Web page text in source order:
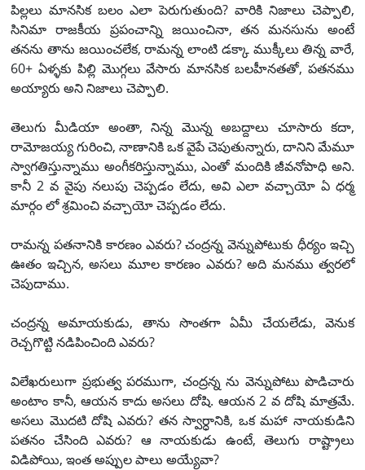
పిల్లలు మానసిక బలం ఎలా పెరుగుతుంది? వారికి నిజాలు చెప్పాలి,
సినిమా రాజకీయ ప్రపంచాన్ని జయించినా, తన మనసును అంటే
తనను తాను జయించలేక, రామన్న లాంటి డక్కా ముక్కీలు తిన్న వారే,
60+ ఏళ్ళకు పిల్లి మొగ్గలు వేసారు మానసిక బలహీనతతో, పతనము
అయ్యారు అని నిజాలు చెప్పాలి.
తెలుగు మీడియా అంతా, నిన్న మొన్న అబద్దాలు చూసారు కదా,
రామోజయ్య గురించి, నాణానికి ఒక వైపే చెపుతున్నారు, దానిని మేమూ
స్వాగతిస్తున్నాము అంగీకరిస్తున్నాము, ఎంతో మందికి జీవనోపాధి అని.
కానీ 2 వ వైపు నలుపు చెప్పడం లేదు, అవి ఎలా వచ్చాయో ఏ ధర్మ
మార్గం లో శ్రమించి వచ్చాయో చెప్పడం లేదు.
రామన్న పతనానికి కారణం ఎవరు? చంద్రన్న వెన్నుపోటుకు ధీర్యం ఇచ్చి
ఊతం ఇచ్చిన, అసలు మూల కారణం ఎవరు? అది మనము త్వరలో
చెపుదాము.
చంద్రన్న అమాయకుడు, తాను సొంతగా ఏమీ చేయలేడు, వెనుక
రెచ్చగొట్టి నడిపించింది ఎవరు?
విలేఖరులుగా ప్రభుత్వ పరముగా, చంద్రన్న ను వెన్నుపోటు పొడిచారు
అంటాం కానీ, ఆయన కాదు అసలు దోషి. ఆయన 2 వ దోషి మాత్రమే.
అసలు మొదటి దోషి ఎవరు? తన స్వార్ధానికి, ఒక మహా నాయకుడిని
పతనం చేసింది ఎవరు? ఆ నాయకుడు ఉంటే, తెలుగు రాష్ట్రాలు
విడిపోయి, ఇంత అప్పుల పాలు అయ్యేవా?